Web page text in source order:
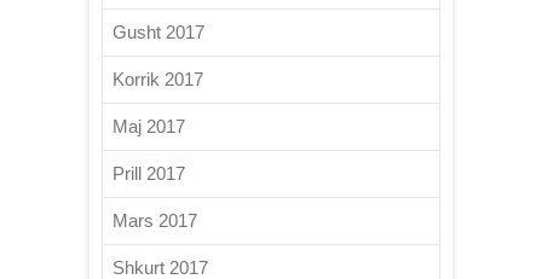
Gusht 2017
Korrik 2017
Maj 2017
Prill 2017
Mars 2017
Shkurt 2017